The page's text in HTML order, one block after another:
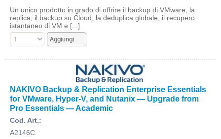
Un unico prodotto in grado di offrire il backup di VMware, la
replica, il backup su Cloud, la deduplica globale, il recupero
istantaneo di VM e [...]
NAKIVO Backup & Replication Enterprise Essentials
for VMware, Hyper-V, and Nutanix — Upgrade from
Pro Essentials — Academic
Cod. Art.:
A2146C